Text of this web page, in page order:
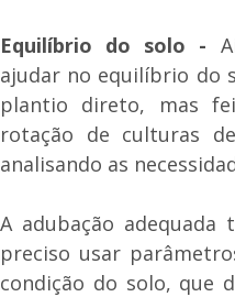
Equilíbrio do solo -
ajudar no equilíbrio do
plantio direto, mas
rotação de culturas
analisando as
A adubação adequada
preciso usar
condição do solo, que